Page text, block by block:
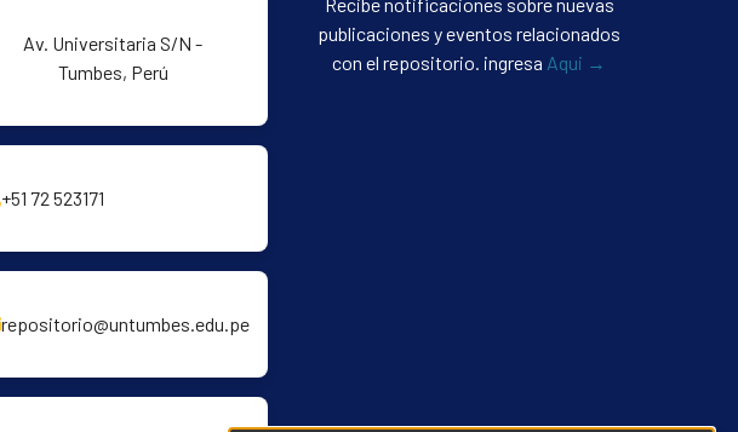
Av. Universitaria S/N -
Tumbes, Perú
+51 72 523171
repositorio@untumbes.edu.pe
publicaciones y eventos relacionados
con el repositorio. ingresa Aqui →